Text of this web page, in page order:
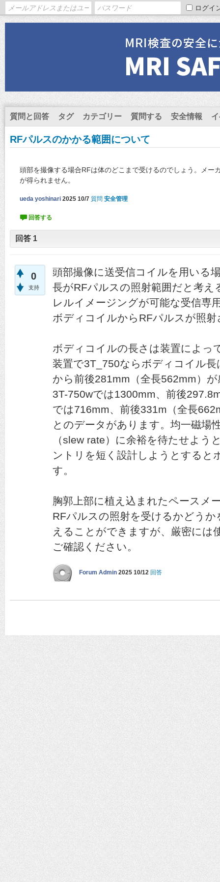
ログイ
質問と回答 タグ カテゴリー 質問する 安全情報
RFパルスのかかる範囲について
頭部を撮像する場合RFは体のどこまで受けるのでしょう。メー
が得られません。
ueda yoshinari 2025 10/7 質問 安全管理
回答 1
0
支持
頭部撮像に送受信コイルを用いる
長がRFパルスの照射範囲だと考
レルイメージングが可能な受信専
ボディコイルからRFパルスが照射
ボディコイルの長さは装置によっ
装置で3T_750ならボディコイル
から前後281mm（全長562mm）
3T-750wでは1300mm、前後
では716mm、前後331m（全長
とのデータがあります。均一磁場
（slew rate）に余裕を待たせよ
ントリを短く設計しようとすると
す。
胸郭上部に植え込まれたペースメ
RFパルスの照射を受けるかどう
えることができますが、厳密には
ご確認ください。
Forum Admin 2025 10/12 回答